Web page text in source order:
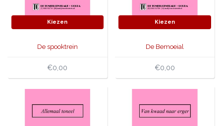
Kiezen
De spooktrein
€0,00
Kiezen
De Bemoeial
€0,00